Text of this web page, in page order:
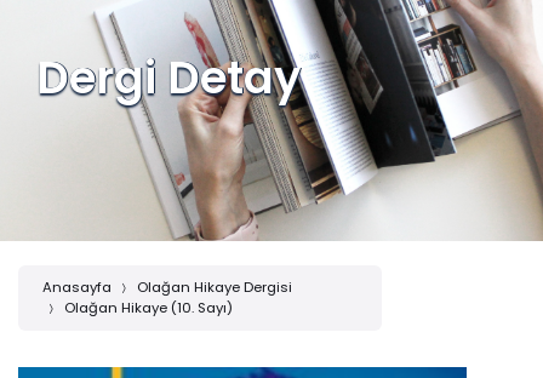
Dergi Detay
Anasayfa
Olağan Hikaye Dergisi
Olağan Hikaye (10. Sayı)